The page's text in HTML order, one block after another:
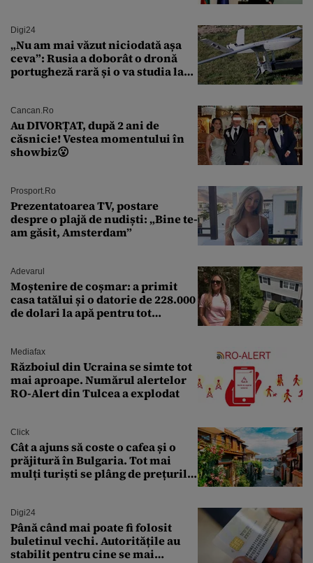
Digi24
„Nu am mai văzut niciodată așa
ceva”: Rusia a doborât o dronă
portugheză rară și o va studia la
Cancan.ro
Au DIVORȚAT, după 2 ani de
căsnicie! Vestea momentului în
showbiz😮
Prosport.ro
Prezentatoarea TV, postare
despre o plajă de nudiști: „Bine te-
am găsit, Amsterdam”
Adevarul
Moștenire de coșmar: a primit
casa tatălui și o datorie de 228.000
de dolari la apă pentru tot
Mediafax
Războiul din Ucraina se simte tot
mai aproape. Numărul alertelor
RO-Alert din Tulcea a explodat
Click
Cât a ajuns să coste o cafea și o
prăjitură în Bulgaria. Tot mai
mulți turiști se plâng de prețurile
Digi24
Până când mai poate fi folosit
buletinul vechi. Autoritățile au
stabilit pentru cine se mai